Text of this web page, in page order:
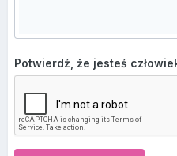
Potwierdź, że jesteś